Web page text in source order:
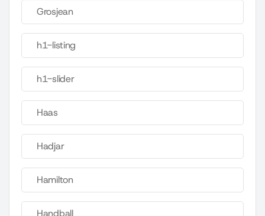
Grosjean
h1-listing
h1-slider
Haas
Hadjar
Hamilton
Handball